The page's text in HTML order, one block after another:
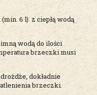
6 l) z ciepłą wodą
wodą do ilości
brzeczki musi
dokładnie
brzeczki.